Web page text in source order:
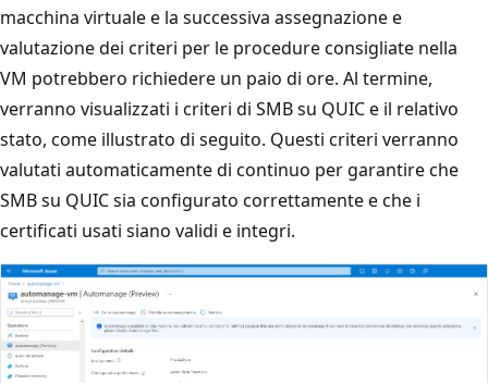
macchina virtuale e la successiva assegnazione e
valutazione dei criteri per le procedure consigliate nella
VM potrebbero richiedere un paio di ore. Al termine,
verranno visualizzati i criteri di SMB su QUIC e il relativo
stato, come illustrato di seguito. Questi criteri verranno
valutati automaticamente di continuo per garantire che
SMB su QUIC sia configurato correttamente e che i
certificati usati siano validi e integri.